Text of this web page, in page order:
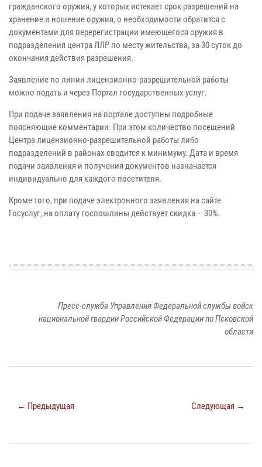
гражданского оружия, у которых истекает срок разрешений на
хранение и ношение оружия, о необходимости обратится с
документами для перерегистрации имеющегося оружия в
подразделения центра ЛЛР по месту жительства, за 30 суток до
окончания действия разрешения.
Заявление по линии лицензионно-разрешительной работы
можно подать и через Портал государственных услуг.
При подаче заявления на портале доступны подробные
поясняющие комментарии. При этом количество посещений
Центра лицензионно-разрешительной работы либо
подразделений в районах сводится к минимуму. Дата и время
подачи заявления и получения документов назначается
индивидуально для каждого посетителя.
Кроме того, при подаче электронного заявления на сайте
Госуслуг, на оплату госпошлины действует скидка – 30%.
Пресс-служба Управления Федеральной службы войск
национальной гвардии Российской Федерации по Псковской
области
← Предыдущая Следующая →